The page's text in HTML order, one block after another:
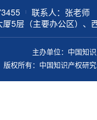
联系人：张老师
5层（主要办公区）、
主办单位：中国知
版权所有：中国知识产权研